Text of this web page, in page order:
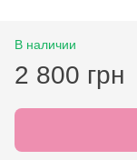
В наличии
2 800 грн